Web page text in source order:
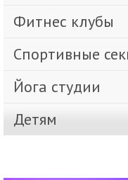
Фитнес клубы
Спортивные
Йога студии
Детям